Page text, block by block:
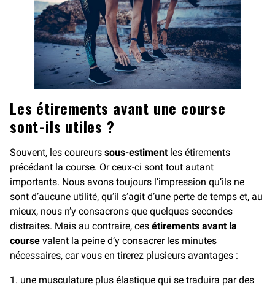
Les étirements avant une course
sont-ils utiles ?
Souvent, les coureurs sous-estimentles étirements
précédant la course. Or ceux-ci sont tout autant
importants. Nous avons toujours l’impression qu’ils ne
sont d’aucune utilité, qu’il s’agit d’une perte de temps et, au
mieux, nous n’y consacrons que quelques secondes
distraites. Mais au contraire, ces étirements avant la
course valent la peine d’y consacrer les minutes
nécessaires, car vous en tirerez plusieurs avantages :
1. une musculature plus élastique qui se traduira par des